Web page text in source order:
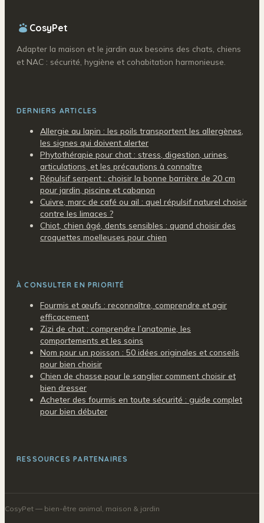
CosyPet
Adapter la maison et le jardin aux besoins des chats, chiens
et NAC : sécurité, hygiène et cohabitation harmonieuse.
DERNIERS ARTICLES
Allergie au lapin : les poils transportent les allergènes,
les signes qui doivent alerter
Phytothérapie pour chat : stress, digestion, urines,
articulations, et les précautions à connaître
Répulsif serpent : choisir la bonne barrière de 20 cm
pour jardin, piscine et cabanon
Cuivre, marc de café ou ail : quel répulsif naturel choisir
contre les limaces ?
Chiot, chien âgé, dents sensibles : quand choisir des
croquettes moelleuses pour chien
À CONSULTER EN PRIORITÉ
Fourmis et œufs : reconnaître, comprendre et agir
efficacement
Zizi de chat : comprendre l’anatomie, les
comportements et les soins
Nom pour un poisson : 50 idées originales et conseils
pour bien choisir
Chien de chasse pour le sanglier comment choisir et
bien dresser
Acheter des fourmis en toute sécurité : guide complet
pour bien débuter
RESSOURCES PARTENAIRES
CosyPet — bien-être animal, maison & jardin